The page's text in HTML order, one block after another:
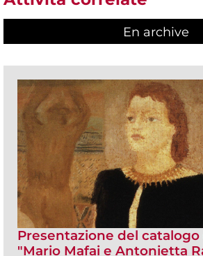
En archive
Presentazione del
"Mario Mafai e Antonietta